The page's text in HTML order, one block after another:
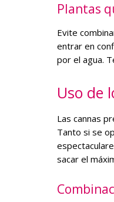
Plantas
Evite
entrar en
por el agua.
Uso de
Las cannas
Tanto si se
sacar el